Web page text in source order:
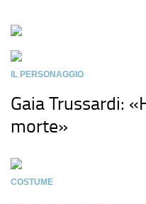
IL PERSONAGGIO
Gaia Trussardi:
morte»
COSTUME